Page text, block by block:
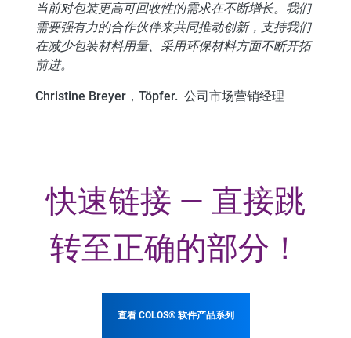
当前对包装更高可回收性的需求在不断增长。我们
需要强有力的合作伙伴来共同推动创新，支持我们
在减少包装材料用量、采用环保材料方面不断开拓
前进。
Christine Breyer，Töpfer. 公司市场营销经理
快速链接 — 直接跳
转至正确的部分！
查看 COLOS® 软件产品系列